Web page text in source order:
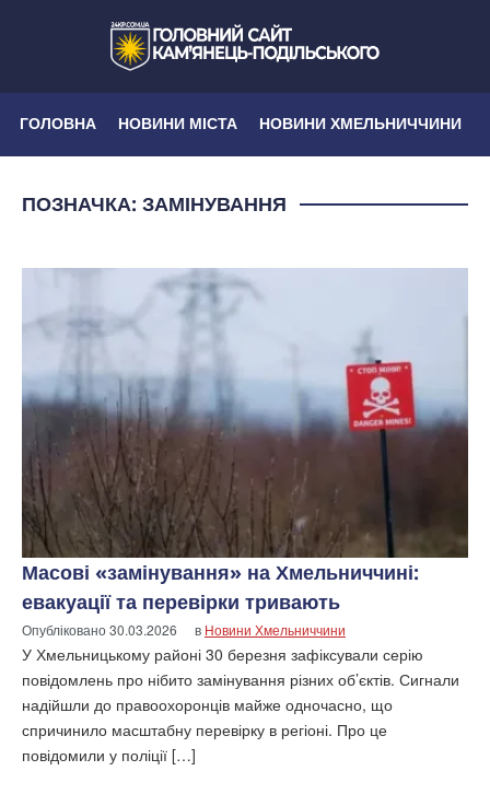
ГОЛОВНА НОВИНИ МІСТА НОВИНИ ХМЕЛЬНИЧЧИНИ
ПОЗНАЧКА: ЗАМІНУВАННЯ
Масові «замінування» на Хмельниччині:
евакуації та перевірки тривають
Опубліковано30.03.2026 в Новини Хмельниччини
У Хмельницькому районі 30 березня зафіксували серію
повідомлень про нібито замінування різних об’єктів. Сигнали
надійшли до правоохоронців майже одночасно, що
спричинило масштабну перевірку в регіоні. Про це
повідомили у поліції […]